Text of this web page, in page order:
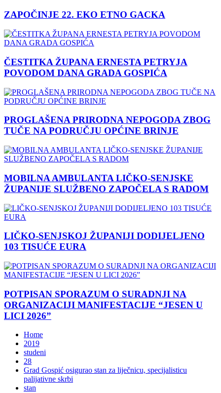
ZAPOČINJE 22. EKO ETNO GACKA
ČESTITKA ŽUPANA ERNESTA PETRYJA
POVODOM DANA GRADA GOSPIĆA
PROGLAŠENA PRIRODNA NEPOGODA ZBOG
TUČE NA PODRUČJU OPĆINE BRINJE
MOBILNA AMBULANTA LIČKO-SENJSKE
ŽUPANIJE SLUŽBENO ZAPOČELA S RADOM
LIČKO-SENJSKOJ ŽUPANIJI DODIJELJENO
103 TISUĆE EURA
POTPISAN SPORAZUM O SURADNJI NA
ORGANIZACIJI MANIFESTACIJE “JESEN U
LICI 2026”
Home
2019
studeni
28
Grad Gospić osigurao stan za liječnicu, specijalisticu
palijativne skrbi
stan